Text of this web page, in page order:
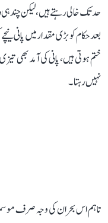
حد تک خالی رہتے ہیں، لیکن چند
بعد حکام کو بڑی مقدار میں پانی
ختم ہوتی ہیں، پانی کی آمد بھی
نہیں رہتا۔
تاہم اس بحران کی وجہ صرف